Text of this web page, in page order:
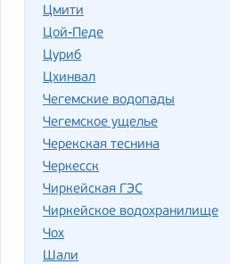
Цмити
Цой-Педе
Цуриб
Цхинвал
Чегемские водопады
Чегемское ущелье
Черекская теснина
Черкесск
Чиркейская ГЭС
Чиркейское водохранилище
Чох
Шали